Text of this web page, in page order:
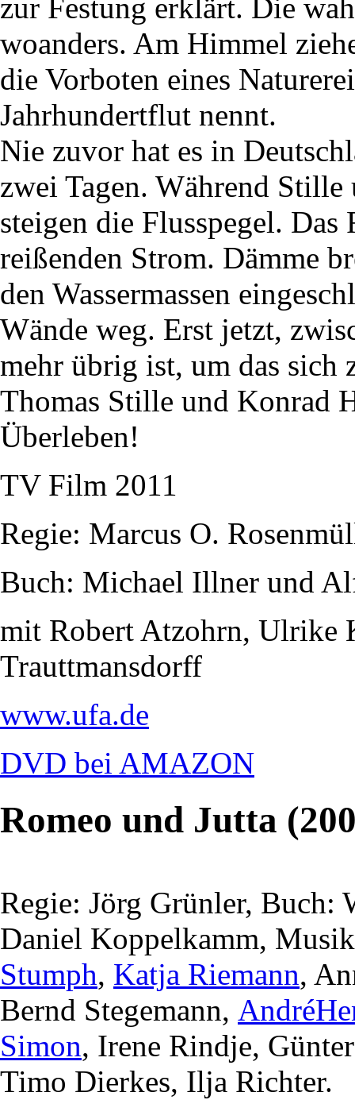
zur Festung erklärt. Die
woanders. Am Himmel
die Vorboten eines
Jahrhundertflut nennt.
Nie zuvor hat es in
zwei Tagen. Während
steigen die Flusspegel.
reißenden Strom. Dämme
den Wassermassen
Wände weg. Erst jetzt,
mehr übrig ist, um das sich
Thomas Stille und Konrad
Überleben!
TV Film 2011
Regie: Marcus O.
Buch: Michael Illner und
mit Robert Atzohrn, Ulrike
Trauttmansdorff
www.ufa.de
DVD bei AMAZON
Romeo und Jutta
Regie: Jörg Grünler, Buch:
Daniel Koppelkamm,
Stumph, Katja Riemann,
Bernd Stegemann,
Simon, Irene Rindje,
Timo Dierkes, Ilja Richter.